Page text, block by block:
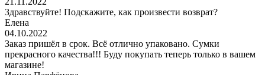
Здравствуйте! Подскажите, как произвести возврат?
Елена
04.10.2022
Заказ пришёл в срок. Всё отлично упаковано. Сумки
прекрасного качества!!! Буду покупать теперь только в вашем
магазине!